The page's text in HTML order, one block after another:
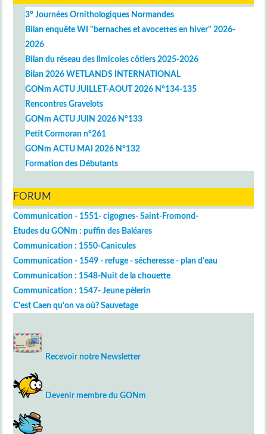
3° Journées Ornithologiques Normandes
Bilan enquête WI "bernaches et avocettes en hiver" 2026-
2026
Bilan du réseau des limicoles côtiers 2025-2026
Bilan 2026 WETLANDS INTERNATIONAL
GONm ACTU JUILLET-AOUT 2026 N°134-135
Rencontres Gravelots
GONm ACTU JUIN 2026 N°133
Petit Cormoran n°261
GONm ACTU MAI 2026 N°132
Formation des Débutants
FORUM
Communication - 1551- cigognes- Saint-Fromond-
Etudes du GONm : puffin des Baléares
Communication : 1550-Canicules
Communication - 1549 - refuge - sécheresse - plan d'eau
Communication : 1548-Nuit de la chouette
Communication : 1547- Jeune pèlerin
C'est Caen qu'on va où? Sauvetage
Recevoir notre Newsletter
Devenir membre du GONm